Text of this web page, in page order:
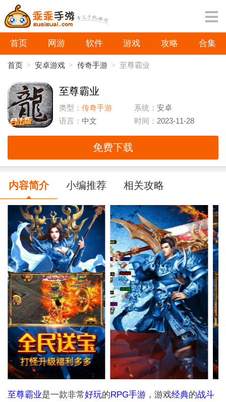
首页 网游 软件 游戏 攻略 合集
首页 > 安卓游戏 > 传奇手游 > 至尊霸业
至尊霸业
类型： 传奇手游 系统：安卓
语言： 中文 时间： 2023-11-28
免费下载
内容简介 小编推荐 相关攻略
至尊霸业是一款非常好玩的RPG手游，游戏经典的战斗